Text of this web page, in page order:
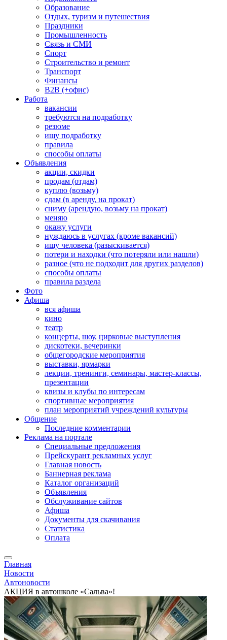
Образование
Отдых, туризм и путешествия
Праздники
Промышленность
Связь и СМИ
Спорт
Строительство и ремонт
Транспорт
Финансы
B2B (+офис)
Работа
вакансии
требуются на подработку
резюме
ищу подработку
правила
способы оплаты
Объявления
акции, скидки
продам (отдам)
куплю (возьму)
сдам (в аренду, на прокат)
сниму (арендую, возьму на прокат)
меняю
окажу услуги
нуждаюсь в услугах (кроме вакансий)
ищу человека (разыскивается)
потери и находки (что потеряли или нашли)
разное (что не подходит для других разделов)
способы оплаты
правила раздела
Фото
Афиша
вся афиша
кино
театр
концерты, шоу, цирковые выступления
дискотеки, вечеринки
общегородские мероприятия
выставки, ярмарки
лекции, тренинги, семинары, мастер-классы,
презентации
квизы и клубы по интересам
спортивные мероприятия
план мероприятий учреждений культуры
Общение
Последние комментарии
Реклама на портале
Специальные предложения
Прейскурант рекламных услуг
Главная новость
Баннерная реклама
Каталог организаций
Объявления
Обслуживание сайтов
Афиша
Документы для скачивания
Статистика
Оплата
Главная
Новости
Автоновости
АКЦИЯ в автошколе «Сальва»!